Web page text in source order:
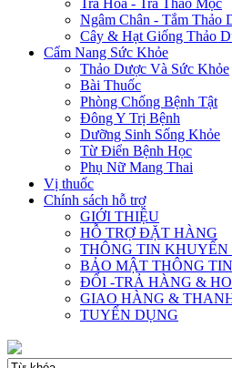
Trà Hoa - Trà Thảo Mộc
Ngâm Chân - Tắm Thảo
Cây & Hạt Giống Thảo
Cẩm Nang Sức Khỏe
Thảo Dược Và Sức Khỏe
Bài Thuốc
Phòng Chống Bệnh Tật
Đông Y Trị Bệnh
Dưỡng Sinh Sống Khỏe
Từ Điển Bệnh Học
Phụ Nữ Mang Thai
Vị thuốc
Chính sách hỗ trợ
GIỚI THIỆU
HỖ TRỢ ĐẶT HÀNG
THÔNG TIN
BẢO MẬT THÔNG TIN
ĐỔI -TRẢ HÀNG &
GIAO HÀNG &
TUYỂN DỤNG